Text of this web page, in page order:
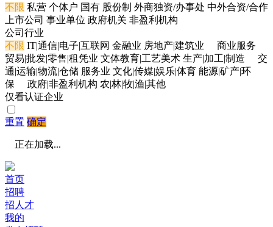
不限 私营 个体户 国有 股份制 外商独资/办事处 中外合资/合作
上市公司 事业单位 政府机关 非盈利机构
公司行业
不限 IT|通信|电子|互联网 金融业 房地产|建筑业
商业服务
贸易|批发|零售|租凭业 文体教育|工艺美术 生产|加工|制造
交
通|运输|物流|仓储 服务业 文化|传媒|娱乐|体育 能源|矿产|环
保
政府|非盈利机构 农|林|牧|渔|其他
仅看认证企业
重置 确定
正在加载...
首页
招聘
招人才
我的